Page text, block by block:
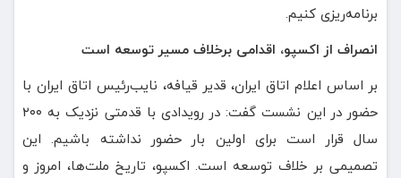
برنامه‌ریزی کنیم.
انصراف از اکسپو، اقدامی برخلاف مسیر توسعه است
بر اساس اعلام اتاق ایران، قدیر قیافه، نایب‌رئیس اتاق ایران با
حضور در این نشست گفت: در رویدادی با قدمتی نزدیک به ۲۰۰
سال قرار است برای اولین بار حضور نداشته باشیم. این
تصمیمی بر خلاف توسعه است. اکسپو، تاریخ ملت‌ها، امروز و